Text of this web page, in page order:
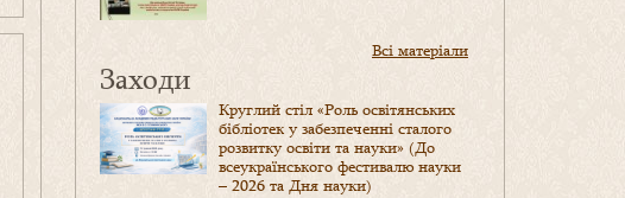
Всі матеріали
Заходи
Круглий стіл «Роль освітянських
бібліотек у забезпеченні сталого
розвитку освіти та науки» (До
всеукраїнського фестивалю науки
– 2026 та Дня науки)